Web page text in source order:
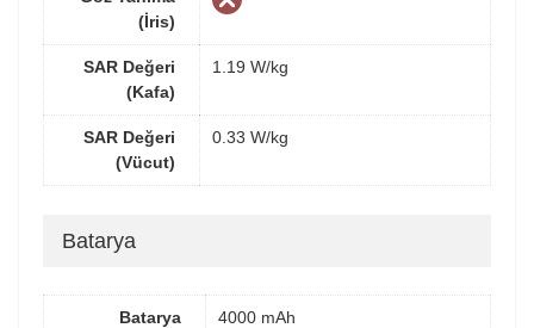
(İris)
SAR Değeri
(Kafa)
1.19 W/kg
SAR Değeri
(Vücut)
0.33 W/kg
Batarya
Batarya
4000 mAh